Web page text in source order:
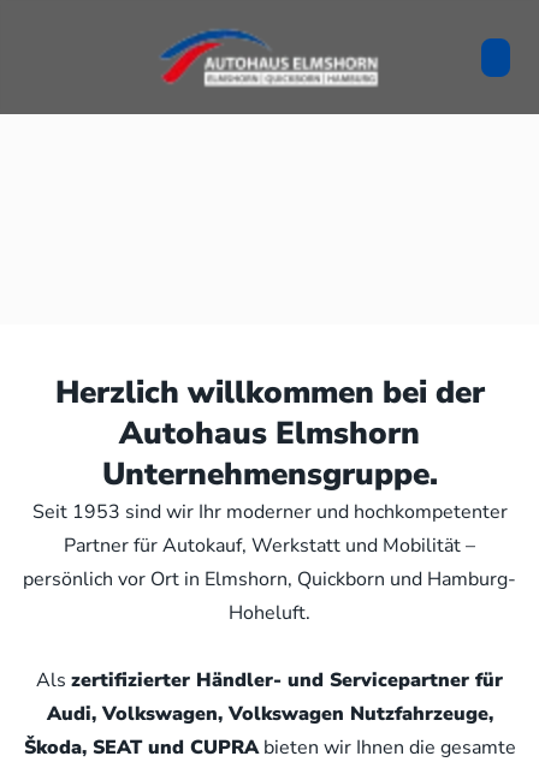
Herzlich willkommen bei der
Autohaus Elmshorn
Unternehmensgruppe.
Seit 1953 sind wir Ihr moderner und hochkompetenter
Partner für Autokauf, Werkstatt und Mobilität –
persönlich vor Ort in Elmshorn, Quickborn und Hamburg-
Hoheluft.
Als zertifizierter Händler- und Servicepartner für
Audi, Volkswagen, Volkswagen Nutzfahrzeuge,
Škoda, SEAT und CUPRAbieten wir Ihnen die gesamte